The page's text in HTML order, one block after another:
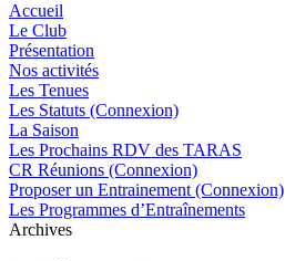
Accueil
Le Club
Présentation
Nos activités
Les Tenues
Les Statuts (Connexion)
La Saison
Les Prochains RDV des TARAS
CR Réunions (Connexion)
Proposer un Entrainement (Connexion)
Les Programmes d’Entraînements
Archives